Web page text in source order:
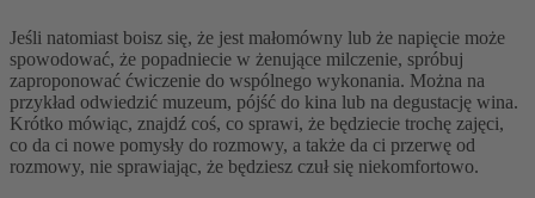
Jeśli natomiast boisz się, że jest małomówny lub że napięcie może
spowodować, że popadniecie w żenujące milczenie, spróbuj
zaproponować ćwiczenie do wspólnego wykonania. Można na
przykład odwiedzić muzeum, pójść do kina lub na degustację wina.
Krótko mówiąc, znajdź coś, co sprawi, że będziecie trochę zajęci,
co da ci nowe pomysły do rozmowy, a także da ci przerwę od
rozmowy, nie sprawiając, że będziesz czuł się niekomfortowo.